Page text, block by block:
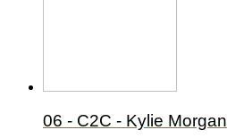
06 - C2C - Kylie Morgan